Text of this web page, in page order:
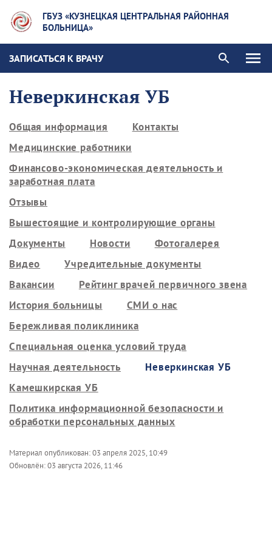
ГБУЗ «КУЗНЕЦКАЯ ЦЕНТРАЛЬНАЯ РАЙОННАЯ
БОЛЬНИЦА»
ЗАПИСАТЬСЯ К ВРАЧУ
Неверкинская УБ
Общая информация
Контакты
Медицинские работники
Финансово-экономическая деятельность и
заработная плата
Отзывы
Вышестоящие и контролирующие органы
Документы
Новости
Фотогалерея
Видео
Учредительные документы
Вакансии
Рейтинг врачей первичного звена
История больницы
СМИ о нас
Бережливая поликлиника
Специальная оценка условий труда
Научная деятельность
Неверкинская УБ
Камешкирская УБ
Политика информационной безопасности и
обработки персональных данных
Материал опубликован:03 апреля 2025, 10:49
Обновлён:03 августа 2026, 11:46